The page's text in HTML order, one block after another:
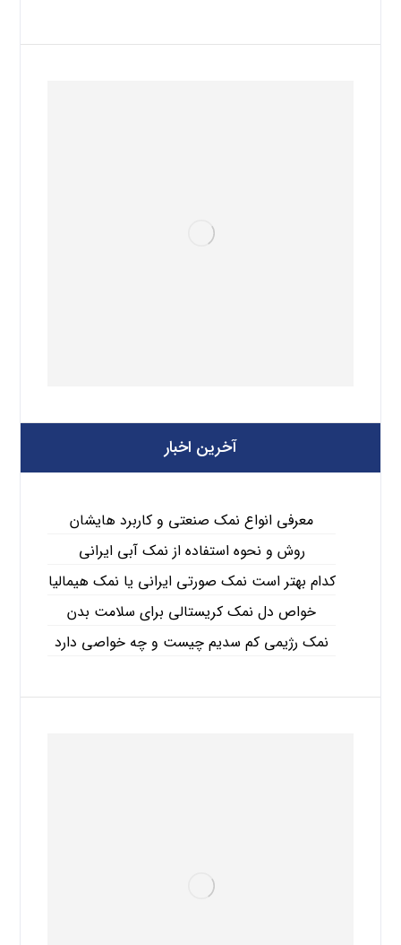
آخرین اخبار
معرفی انواع نمک صنعتی و کاربرد هایشان
روش و نحوه استفاده از نمک آبی ایرانی
کدام بهتر است نمک صورتی ایرانی یا نمک هیمالیا
خواص دل نمک کریستالی برای سلامت بدن
نمک رژیمی کم سدیم چیست و چه خواصی دارد